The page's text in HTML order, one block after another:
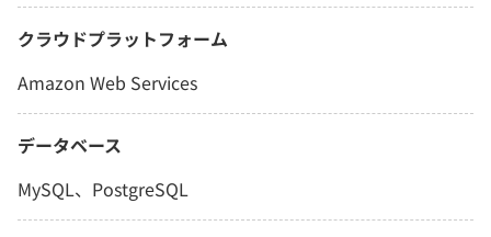
クラウドプラットフォーム
Amazon Web Services
データベース
MySQL、PostgreSQL